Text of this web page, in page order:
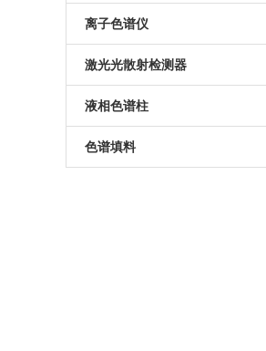
高温凝胶渗透色谱仪
常温凝胶渗透色谱仪
聚苯乙烯标准品
离子色谱仪
激光光散射检测器
液相色谱柱
亲和色谱柱
色谱填料